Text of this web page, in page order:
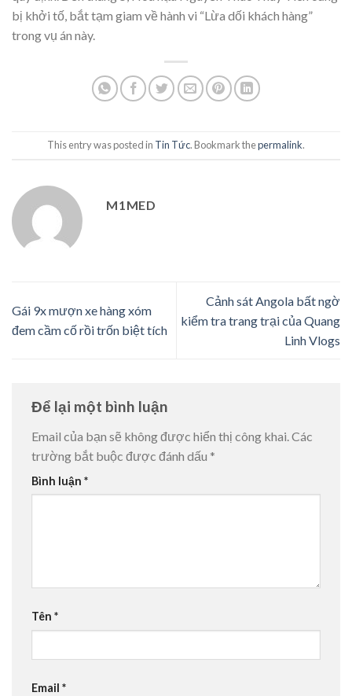
bị khởi tố, bắt tạm giam về hành vi “Lừa dối khách hàng”
trong vụ án này.
This entry was posted in Tin Tức. Bookmark thepermalink.
M1MED
Gái 9x mượn xe hàng xóm
đem cầm cố rồi trốn biệt tích
Cảnh sát Angola bất ngờ
kiểm tra trang trại của Quang
Linh Vlogs
Để lại một bình luận
Email của bạn sẽ không được hiển thị công khai. Các
trường bắt buộc được đánh dấu *
Bình luận *
Tên *
Email *